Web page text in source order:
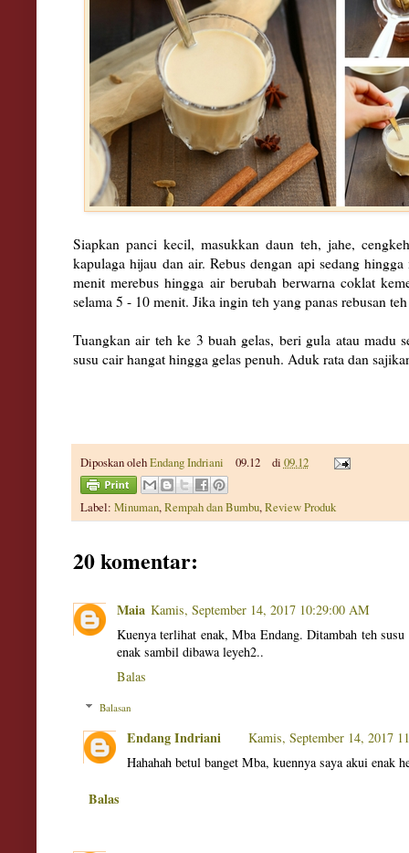
Siapkan panci kecil, masukkan daun teh, jahe,
kapulaga hijau dan air. Rebus dengan api sedang
menit merebus hingga air berubah berwarna coklat
selama 5 - 10 menit. Jika ingin teh yang panas rebusan
Tuangkan air teh ke 3 buah gelas, beri gula atau madu
susu cair hangat hingga gelas penuh. Aduk rata dan
Diposkan olehEndang Indriani 09.12 di 09.12
Label: Minuman,Rempah dan Bumbu,Review Produk
20 komentar:
Maia Kamis, September 14, 2017 10:29:00 AM
Kuenya terlihat enak, Mba Endang. Ditambah teh
enak sambil dibawa leyeh2..
Balas
Balasan
Endang Indriani
Kamis, September 14, 2017
Hahahah betul banget Mba, kuennya saya akui enak
Balas